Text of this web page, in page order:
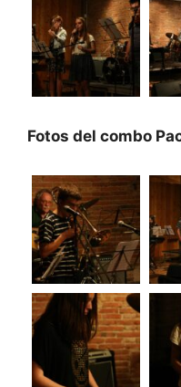
Fotos del combo